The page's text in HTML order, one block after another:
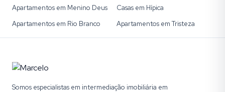
Apartamentos em Menino Deus
Casas em Hípica
Apartamentos em Rio Branco
Apartamentos em Tristeza
Somos especialistas em intermediação imobiliária em